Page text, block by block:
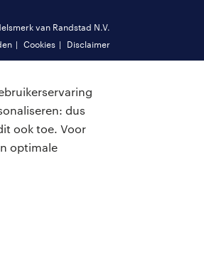
dus
ook toe. Voor
optimale
van Randstad N.V.
Cookies Disclaimer